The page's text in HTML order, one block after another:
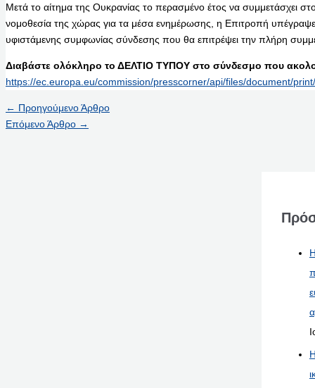
Μετά το αίτημα της Ουκρανίας το περασμένο έτος να συμμετάσχει
νομοθεσία της χώρας για τα μέσα ενημέρωσης, η Επιτροπή
υφιστάμενης συμφωνίας σύνδεσης που θα επιτρέψει την πλήρη
Διαβάστε ολόκληρο το ΔΕΛΤΙΟ ΤΥΠΟΥ στο σύνδεσμο που
https://ec.europa.eu/commission/presscorner/api/files/document/
← Προηγούμενο Άρθρο
Επόμενο Άρθρο →